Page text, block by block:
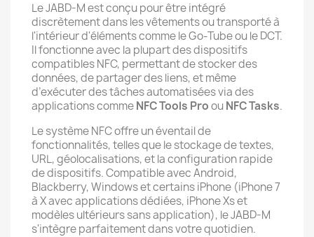
Le JABD-M est conçu pour être intégré
discrètement dans les vêtements ou transporté à
l'intérieur d'éléments comme le Go-Tube ou le DCT.
Il fonctionne avec la plupart des dispositifs
compatibles NFC, permettant de stocker des
données, de partager des liens, et même
d’exécuter des tâches automatisées via des
applications commeNFC Tools ProouNFC Tasks.
Le système NFC offre un éventail de
fonctionnalités, telles que le stockage de textes,
URL, géolocalisations, et la configuration rapide
de dispositifs. Compatible avec Android,
Blackberry, Windows et certains iPhone (iPhone 7
à X avec applications dédiées, iPhone Xs et
modèles ultérieurs sans application), le JABD-M
s'intègre parfaitement dans votre quotidien.